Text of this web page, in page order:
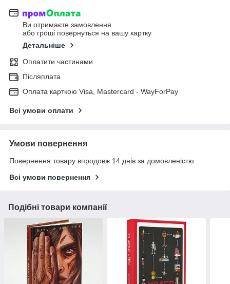
Ви отримаєте замовлення
або гроші повернуться на вашу картку
Детальніше
Оплатити частинами
Післяплата
Оплата карткою Visa, Mastercard - WayForPay
Всі умови оплати
Умови повернення
Повернення товару впродовж 14 днів за домовленістю
Всі умови повернення
Подібні товари компанії